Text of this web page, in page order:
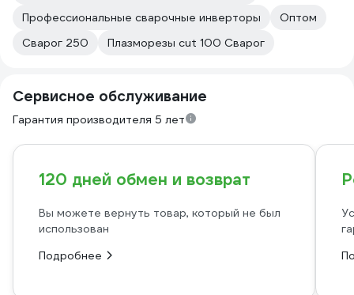
Профессиональные сварочные инверторы
Оптом
Сварог 250
Плазморезы cut 100 Сварог
Сервисное обслуживание
Гарантия производителя 5 лет
120 дней обмен и возврат
Вы можете вернуть товар, который не был
использован
Подробнее